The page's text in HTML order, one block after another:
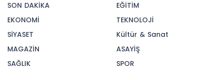
SON DAKİKA
EKONOMİ
SİYASET
MAGAZİN
SAĞLIK
EĞİTİM
TEKNOLOJİ
Kültür & Sanat
ASAYİŞ
SPOR